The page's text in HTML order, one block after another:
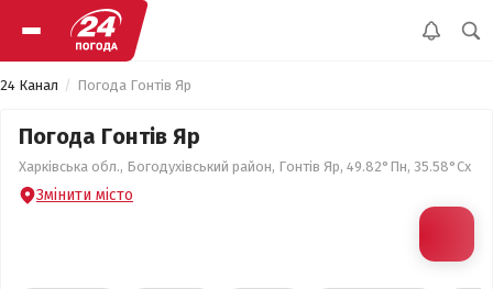
24 Канал Погода Гонтів Яр
Погода Гонтів Яр
Харківська обл., Богодухівський район, Гонтів Яр, 49.82°Пн, 35.58°Сх
Змінити місто